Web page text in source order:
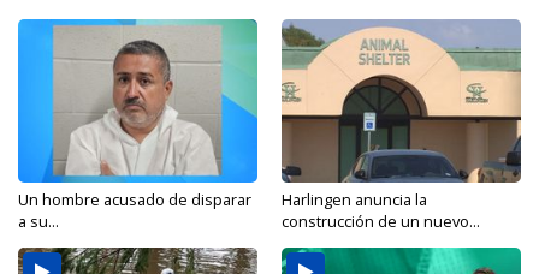
Un hombre acusado de disparar
a su...
Harlingen anuncia la
construcción de un nuevo...